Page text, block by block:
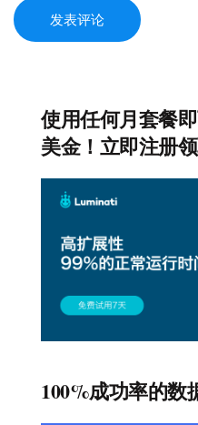
发表评论
使用任何月套餐
美金！立即注册
100%成功率的数